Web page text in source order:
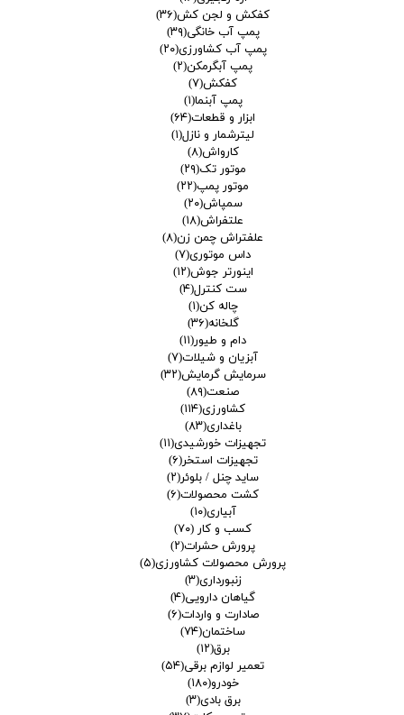
کفکش و لجن کش(۳۶)
پمپ آب خانگی(۳۹)
پمپ آب کشاورزی(۲۰)
پمپ آبگرمکن(۲)
کفکش(۷)
پمپ آبنما(۱)
ابزار و قطعات(۶۴)
لیترشمار و نازل(۱)
کارواش(۸)
موتور تک(۲۹)
موتور پمپ(۲۲)
سمپاش(۲۰)
علتفراش(۱۸)
علفتراش چمن زن(۸)
داس موتوری(۷)
اینورتر جوش(۱۲)
ست کنترل(۴)
چاله کن(۱)
گلخانه(۳۶)
دام و طیور(۱۱)
آبزیان و شیلات(۷)
سرمایش گرمایش(۳۲)
صنعت(۸۹)
کشاورزی(۱۱۴)
باغداری(۸۳)
تجهیزات خورشیدی(۱۱)
تجهیزات استخر(۶)
ساید چنل / بلوئر(۲)
کشت محصولات(۶)
آبیاری(۱۰)
کسب و کار (۷۰)
پرورش حشرات(۲)
پرورش محصولات کشاورزی(۵)
زنبورداری(۳)
گیاهان دارویی(۴)
صادارت و واردات(۶)
ساختمان(۷۴)
برق(۱۲)
تعمیر لوازم برقی(۵۴)
خودرو(۱۸۰)
برق بادی(۳)